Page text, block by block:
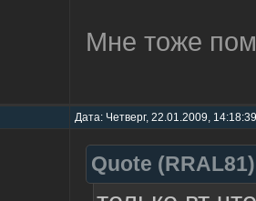
Мне тоже
Дата: Четверг, 22.01.2009,
Quote (RRAL81)